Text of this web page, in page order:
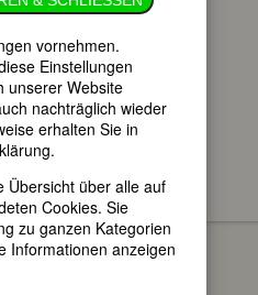
im ganzen Text
nur in Titeln
Lehmus
vornehmen.
Einstellungen
unserer Website
nachträglich wieder
erhalten Sie in
Übersicht über alle auf
Cookies. Sie
zu ganzen Kategorien
Informationen anzeigen